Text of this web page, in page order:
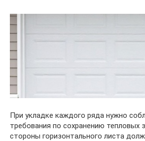
При укладке каждого ряда нужно
требования по сохранению тепловых
стороны горизонтального листа